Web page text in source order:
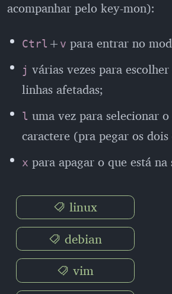
acompanhar pelo key-mon):
Ctrl + v para entrar no
j várias vezes para
linhas afetadas;
l uma vez para selecionar
caractere (pra pegar os dois
x para apagar o que está na
linux
debian
vim